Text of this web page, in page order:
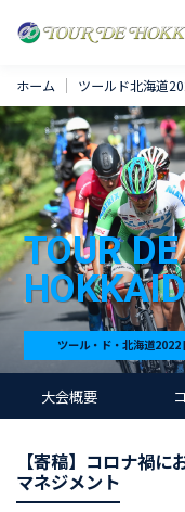
ホーム ツールド北海道
TOUR DE
ツール・ド・北海道2022
大会概要
【寄稿】コロナ禍
マネジメント